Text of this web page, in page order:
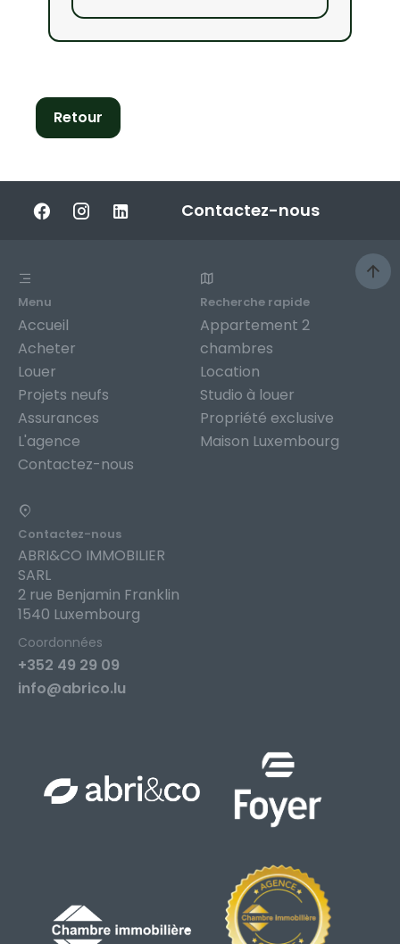
Retour
Contactez-nous
Menu
Accueil
Acheter
Louer
Projets neufs
Assurances
L'agence
Contactez-nous
Recherche rapide
Appartement 2
chambres
Location
Studio à louer
Propriété exclusive
Maison Luxembourg
Contactez-nous
ABRI&CO IMMOBILIER
SARL
2 rue Benjamin Franklin
1540 Luxembourg
Coordonnées
+352 49 29 09
info@abrico.lu